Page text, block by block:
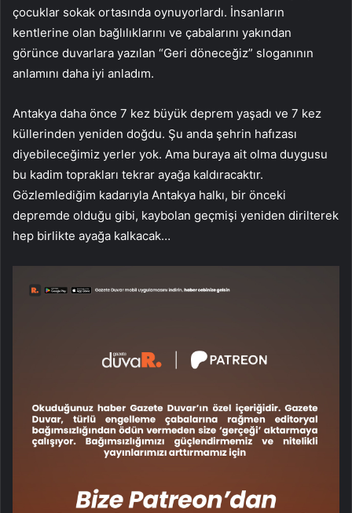
çocuklar sokak ortasında oynuyorlardı. İnsanların
kentlerine olan bağlılıklarını ve çabalarını yakından
görünce duvarlara yazılan “Geri döneceğiz” sloganının
anlamını daha iyi anladım.
Antakya daha önce 7 kez büyük deprem yaşadı ve 7 kez
küllerinden yeniden doğdu. Şu anda şehrin hafızası
diyebileceğimiz yerler yok. Ama buraya ait olma duygusu
bu kadim toprakları tekrar ayağa kaldıracaktır.
Gözlemlediğim kadarıyla Antakya halkı, bir önceki
depremde olduğu gibi, kaybolan geçmişi yeniden dirilterek
hep birlikte ayağa kalkacak…